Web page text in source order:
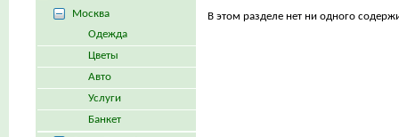
В этом разделе нет ни одного
Москва
Одежда
Цветы
Авто
Услуги
Банкет